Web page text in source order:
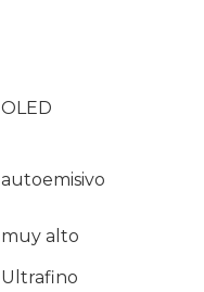
OLED
autoemisivo
muy alto
Ultrafino